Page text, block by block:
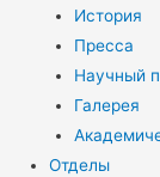
История
Пресса
Научный
Галерея
Отделы